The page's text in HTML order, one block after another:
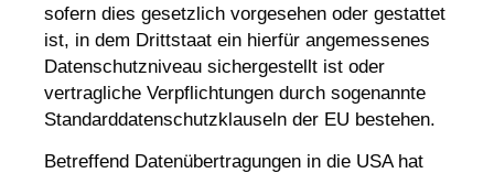
sofern dies gesetzlich vorgesehen oder gestattet
ist, in dem Drittstaat ein hierfür angemessenes
Datenschutzniveau sichergestellt ist oder
vertragliche Verpflichtungen durch sogenannte
Standarddatenschutzklauseln der EU bestehen.
Betreffend Datenübertragungen in die USA hat